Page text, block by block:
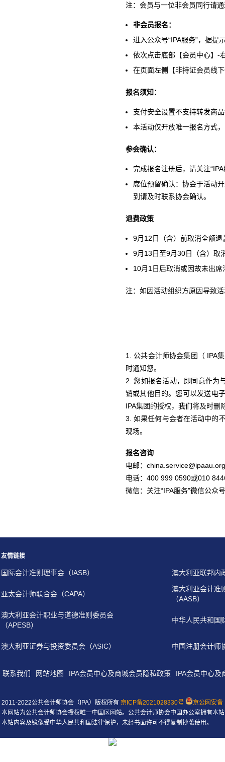
注：会员与一位非会员同行请
非会员报名：
进入公众号“IPA服务”，据提
依次点击底部【会员中心】-
在页面左侧【非持证会员线
报名须知：
支付安全设置不支持转发商
本活动仅开放唯一报名方式
参会确认：
完成报名注册后，请关注
席位预留确认：协会于活动
到请及时联系协会确认。
退费政策
9月12日（含）前取消全额退
9月13日至9月30日（含）取
10月1日后取消或因故未出席
注：如因活动组织方原因导致
1. 公共会计师协会集团（ IPA
时通知您。
2. 您如报名活动，即同意作为
销或其他目的。您可以发送电
IPA集团的授权，我们将及时删
3. 如果任何与会者在活动中的
现场。
报名咨询
电邮：
电话：400 999 0590或010
微信：关注“IPA服务”微信公众
友情链接
国际会计准则理事会（IASB） 澳大利亚联邦内
亚太会计师联合会（CAPA）
澳大利亚会计准
（AASB）
澳大利亚会计职业与道德准则委员会
（APESB）
中华人民共和国
澳大利亚证券与投资委员会（ASIC） 中国注册会计师
联系我们 网站地图 IPA会员中心及商城会员隐私政策 IPA会员中心及
2011-2022公共会计师协会（IPA）版权所有 京ICP备2021028330号
京公网安
本网站为公共会计师协会授权唯一中国区网站。公共会计师协会中国办公室拥有本
本站内容及镜像受中华人民共和国法律保护，未经书面许可不得复制抄袭使用。